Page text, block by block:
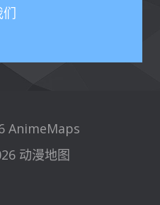
AnimeMaps
动漫地图